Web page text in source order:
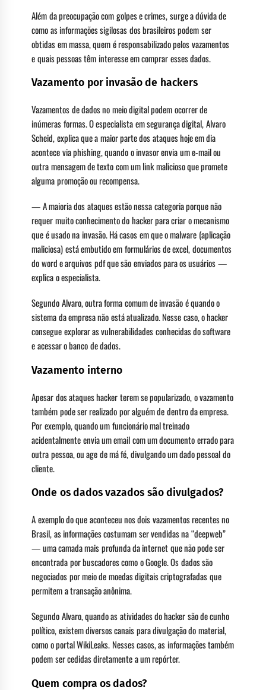
Além da preocupação com golpes e crimes, surge a dúvida de
como as informações sigilosas dos brasileiros podem ser
obtidas em massa, quem é responsabilizado pelos vazamentos
e quais pessoas têm interesse em comprar esses dados.
Vazamento por invasão de hackers
Vazamentos de dados no meio digital podem ocorrer de
inúmeras formas. O especialista em segurança digital, Alvaro
Scheid, explica que a maior parte dos ataques hoje em dia
acontece via phishing, quando o invasor envia um e-mail ou
outra mensagem de texto com um link malicioso que promete
alguma promoção ou recompensa.
— A maioria dos ataques estão nessa categoria porque não
requer muito conhecimento do hacker para criar o mecanismo
que é usado na invasão. Há casos em que o malware (aplicação
maliciosa) está embutido em formulários de excel, documentos
do word e arquivos pdf que são enviados para os usuários —
explica o especialista.
Segundo Alvaro, outra forma comum de invasão é quando o
sistema da empresa não está atualizado. Nesse caso, o hacker
consegue explorar as vulnerabilidades conhecidas do software
e acessar o banco de dados.
Vazamento interno
Apesar dos ataques hacker terem se popularizado, o vazamento
também pode ser realizado por alguém de dentro da empresa.
Por exemplo, quando um funcionário mal treinado
acidentalmente envia um email com um documento errado para
outra pessoa, ou age de má fé, divulgando um dado pessoal do
cliente.
Onde os dados vazados são divulgados?
A exemplo do que aconteceu nos dois vazamentos recentes no
Brasil, as informações costumam ser vendidas na “deepweb”
— uma camada mais profunda da internet que não pode ser
encontrada por buscadores como o Google. Os dados são
negociados por meio de moedas digitais criptografadas que
permitem a transação anônima.
Segundo Alvaro, quando as atividades do hacker são de cunho
político, existem diversos canais para divulgação do material,
como o portal WikiLeaks. Nesses casos, as informações também
podem ser cedidas diretamente a um repórter.
Quem compra os dados?